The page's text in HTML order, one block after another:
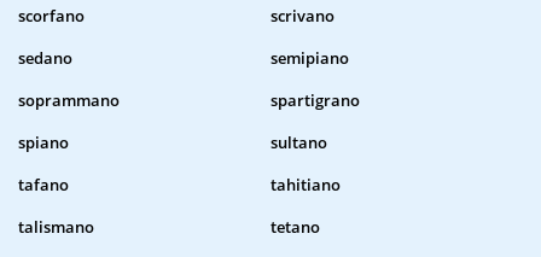
scorfano
scrivano
sedano
semipiano
soprammano
spartigrano
spiano
sultano
tafano
tahitiano
talismano
tetano